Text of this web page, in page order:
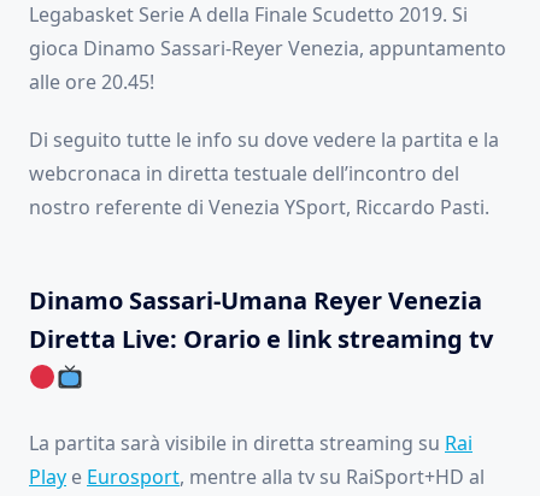
Legabasket Serie A della Finale Scudetto 2019. Si
gioca Dinamo Sassari-Reyer Venezia, appuntamento
alle ore 20.45!
Di seguito tutte le info su dove vedere la partita e la
webcronaca in diretta testuale dell’incontro del
nostro referente di Venezia YSport, Riccardo Pasti.
Dinamo Sassari-Umana Reyer Venezia
Diretta Live: Orario e link streaming tv
La partita sarà visibile in diretta streaming su Rai
Play e Eurosport, mentre alla tv su RaiSport+HD al